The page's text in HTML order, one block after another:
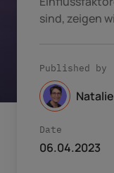
sind, zeigen
Published by
Date
06.04.2023